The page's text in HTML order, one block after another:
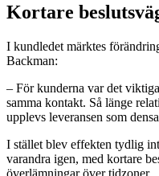
Kortare
I kundledet märktes
Backman:
– För kunderna var det
samma kontakt. Så länge
upplevs leveransen som
I stället blev effekten tydlig
varandra igen, med kortare
överlämningar över tidzoner.